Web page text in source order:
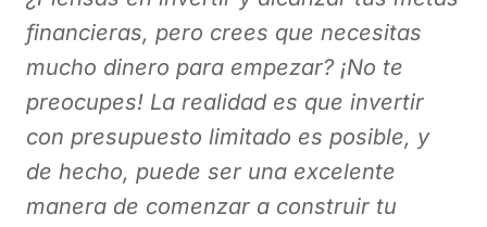
financieras, pero crees que necesitas
mucho dinero para empezar? ¡No te
preocupes! La realidad es que invertir
con presupuesto limitado es posible, y
de hecho, puede ser una excelente
manera de comenzar a construir tu